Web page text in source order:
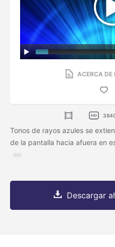
ACERCA DE
Tonos de rayos azules se
de la pantalla hacia afuera en
Descargar